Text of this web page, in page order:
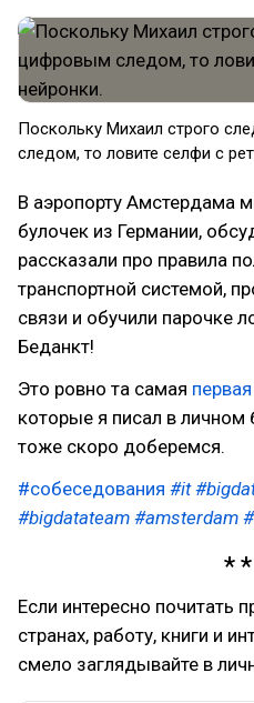
Поскольку Михаил строго
следом, то ловите селфи с
В аэропорту Амстердама
булочек из Германии,
рассказали про правила
транспортной системой,
связи и обучили парочке
Беданкт!
Это ровно та самая
которые я писал в
тоже скоро доберемся.
#собеседования #it
#bigdatateam #amsterdam
Если интересно почитать
странах, работу, книги и
смело заглядывайте в